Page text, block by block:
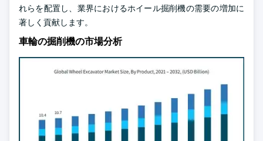
れらを配置し、業界におけるホイール掘削機の需要の増加に
著しく貢献します。
車輪の掘削機の市場分析